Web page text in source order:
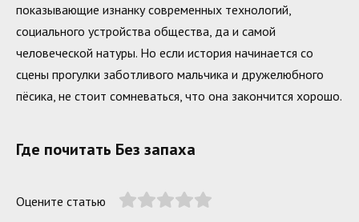
показывающие изнанку современных технологий,
социального устройства общества, да и самой
человеческой натуры. Но если история начинается со
сцены прогулки заботливого мальчика и дружелюбного
пёсика, не стоит сомневаться, что она закончится хорошо.
Где почитать Без запаха
Оцените статью